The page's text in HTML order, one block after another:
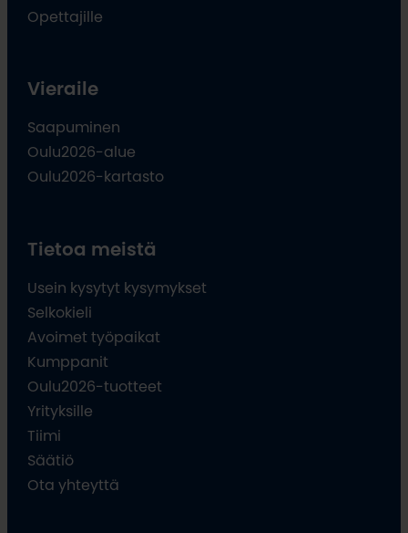
Opettajille
Vieraile
Saapuminen
Oulu2026-alue
Oulu2026-kartasto
Tietoa meistä
Usein kysytyt kysymykset
Selkokieli
Avoimet työpaikat
Kumppanit
Oulu2026-tuotteet
Yrityksille
Tiimi
Säätiö
Ota yhteyttä